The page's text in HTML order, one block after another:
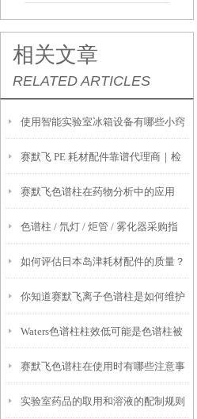
相关文章
RELATED ARTICLES
使用智能实验室冰箱设备有哪些小窍
门？
赛默飞 PE 耗材配件靠谱代理商｜检
硕科学口碑好 + 原厂正品可溯源
赛默飞色谱柱在药物分析中的应用
色谱柱 / 氘灯 / 炬管 / 雾化器采购指
南：检硕科学器材四大进口品牌现货
直供安捷伦 / 赛默飞仪器维修服务商
哪家好？检硕科学器材专业维修 + 配
件一站式服务
如何评估日本岛津耗材配件的质量？
有哪些关键指标？
你知道赛默飞离子色谱柱是如何维护
保养的吗？
Waters色谱柱柱效低可能是色谱柱被
污染、过滤片部分堵塞、色谱柱内的
死体积造成
赛默飞色谱柱在使用时有哪些注意事
项？
实验室药品的取用和溶液的配制规则